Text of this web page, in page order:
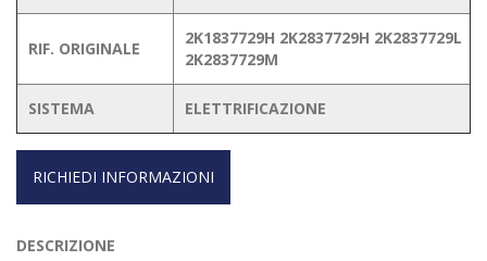
RIF. ORIGINALE
2K1837729H 2K2837729H 2K2837729L
2K2837729M
SISTEMA ELETTRIFICAZIONE
RICHIEDI INFORMAZIONI
DESCRIZIONE